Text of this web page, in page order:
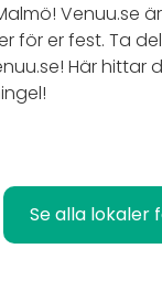
Venuu.se
för er fest. Ta
Här hittar
Se alla lokaler